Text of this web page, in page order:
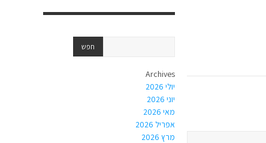
Archives
יולי 2026
יוני 2026
מאי 2026
אפריל 2026
מרץ 2026